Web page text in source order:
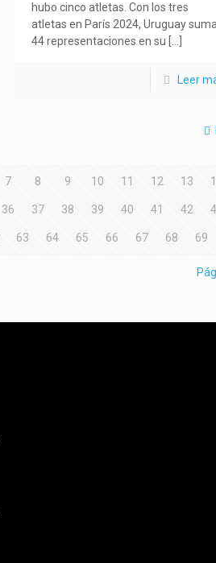
hubo cinco atletas. Con los tres
atletas en París 2024, Uruguay
44 representaciones en su […]
Leer
7 8 9 10 11 12 13
36 37 38 39 40 41 42
63 64 65 66 67 68 69